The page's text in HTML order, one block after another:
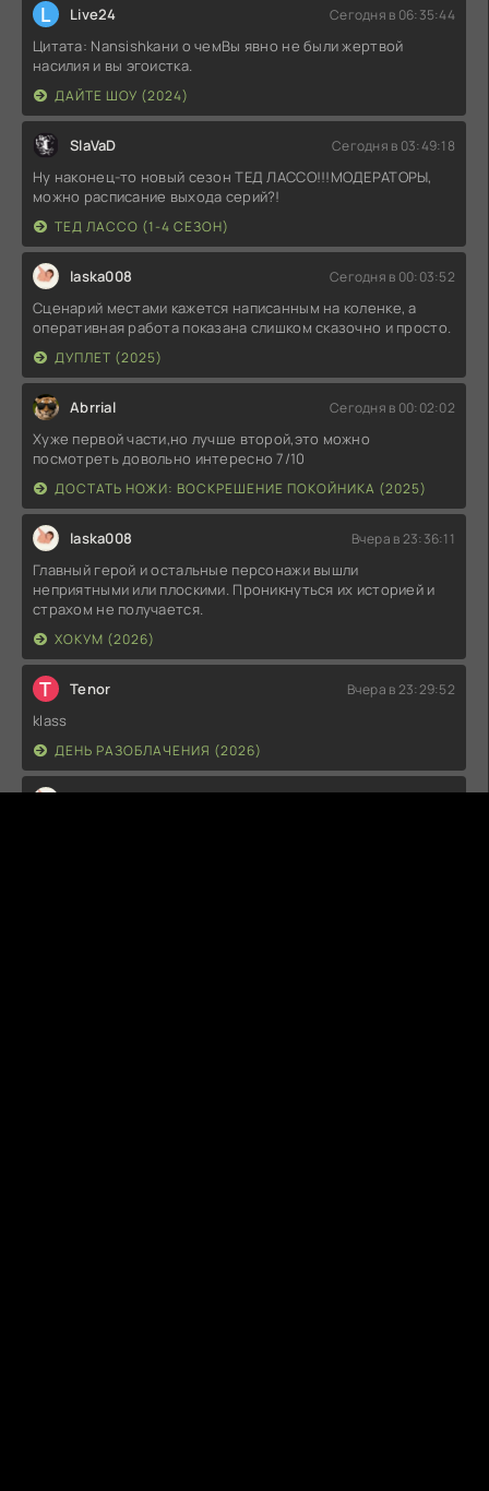
L Live24 Сегодня в 06:35:44
Цитата: Nansishkaни о чемВы явно не были жертвой
насилия и вы эгоистка.
ДАЙТЕ ШОУ (2024)
SlaVaD Сегодня в 03:49:18
Ну наконец-то новый сезон ТЕД ЛАССО!!!МОДЕРАТОРЫ,
можно расписание выхода серий?!
ТЕД ЛАССО (1-4 СЕЗОН)
laska008 Сегодня в 00:03:52
Сценарий местами кажется написанным на коленке, а
оперативная работа показана слишком сказочно и просто.
ДУПЛЕТ (2025)
Abrrial Сегодня в 00:02:02
Хуже первой части,но лучше второй,это можно
посмотреть довольно интересно 7/10
ДОСТАТЬ НОЖИ: ВОСКРЕШЕНИЕ ПОКОЙНИКА (2025)
laska008 Вчера в 23:36:11
Главный герой и остальные персонажи вышли
неприятными или плоскими. Проникнуться их историей и
страхом не получается.
ХОКУМ (2026)
T Tenor Вчера в 23:29:52
klass
ДЕНЬ РАЗОБЛАЧЕНИЯ (2026)